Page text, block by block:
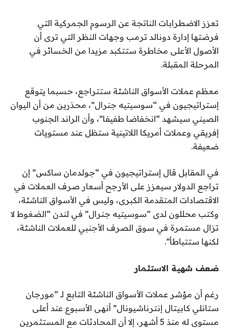
تعزز الاضطرابات الناتجة عن الرسوم الجمركية التي
فرضتها إدارة دونالد ترمب وجهات النظر التي ترى أن
الأصول الأعلى مخاطرة ستتكبد مزيدا من الخسائر في
المرحلة المقبلة.
معظم عملات الأسواق الناشئة ستتراجع، حسبما يتوقع
إستراتيجيون في “سوسيتيه جنرال”، محذرين من أن اليوان
الصيني سيشهد “انخفاضا طفيفا”، وأن الراند الجنوب
إفريقي وعملات أمريكا اللاتينية ستظل عند مستويات
ضعيفة.
في المقابل قال إستراتيجيون في “جولدمان ساكس” إن
تراجع الدولار سيعزز على الأرجح أسعار صرف العملات في
الاقتصادات المتقدمة الكبرى، وليس في الأسواق الناشئة،
وكتب محللون لدى “سوسيتيه جنرال” في لندن “الضغوط لا
تزال مستمرة في سوق الصرف الأجنبي للعملات الناشئة،
لكنها ستتباطأ”.
ضعف شهية الاستثمار
رغم أن مؤشر عملات الأسواق الناشئة التابع لـ “مورجان
ستانلي كابيتال إنترناشيونال” أنهى الأسبوع عند أعلى
مستوى له منذ 5 أشهر، إلا أن المحادثات مع المستثمرين